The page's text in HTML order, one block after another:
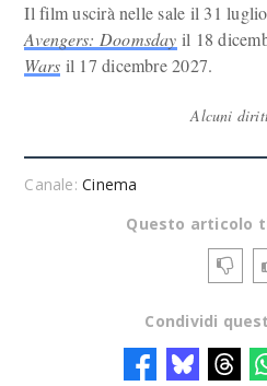
Il film uscirà nelle sale il 31
Avengers: Doomsday il 18
Wars il 17 dicembre 2027.
Alcuni
Canale:Cinema
Questo articolo
Condividi